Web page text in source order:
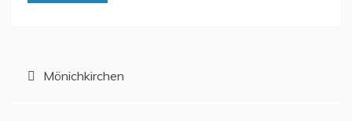
Bejegyzés
Mönichkirchen